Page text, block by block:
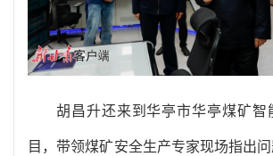
胡昌升还来到华亭市华亭煤矿智
目，带领煤矿安全生产专家现场指出